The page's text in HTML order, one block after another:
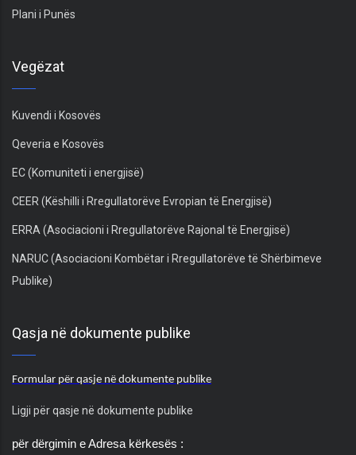
Plani i Punës
Vegëzat
Kuvendi i Kosovës
Qeveria e Kosovës
EC (Komuniteti i energjisë)
CEER (Këshilli i Rregullatorëve Evropian të Energjisë)
ERRA (Asociacioni i Rregullatorëve Rajonal të Energjisë)
NARUC (Asociacioni Kombëtar i Rregullatorëve të Shërbimeve
Publike)
Qasja në dokumente publike
Formular për qasje në dokumente publike
Ligji për qasje në dokumente publike
për dërgimin e Adresa kërkesës :